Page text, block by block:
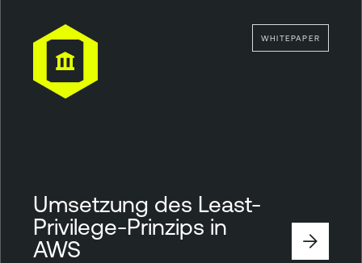
WHITEPAPER
Umsetzung des Least-
Privilege-Prinzips in
AWS